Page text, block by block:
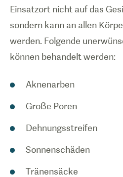
Einsatzort nicht auf das
sondern kann an allen
werden. Folgende
können behandelt werden:
Aknenarben
Große Poren
Dehnungsstreifen
Sonnenschäden
Tränensäcke